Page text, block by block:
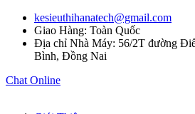
kesieuthihanatech@gmail.com
Giao Hàng: Toàn Quốc
Địa chỉ Nhà Máy: 56/2T đường
Bình, Đồng Nai
Chat Online